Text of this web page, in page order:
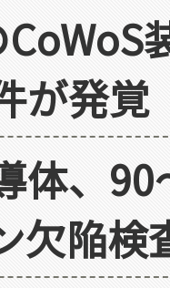
が発覚
体、
欠陥検